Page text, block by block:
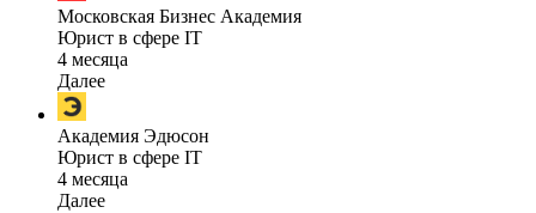
Московская Бизнес Академия
Юрист в сфере IT
4 месяца
Далее
Академия Эдюсон
Юрист в сфере IT
4 месяца
Далее